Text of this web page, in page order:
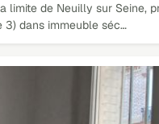
limite de Neuilly sur Seine,
3) dans immeuble séc…